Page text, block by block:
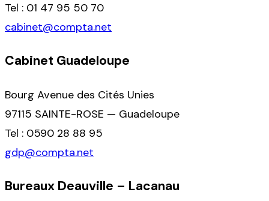
Tel : 01 47 95 50 70
cabinet@compta.net
Cabinet Guadeloupe
Bourg Avenue des Cités Unies
97115 SAINTE-ROSE — Guadeloupe
Tel : 0590 28 88 95
gdp@compta.net
Bureaux Deauville – Lacanau